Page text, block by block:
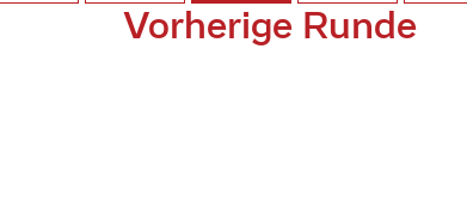
Vorherige Runde